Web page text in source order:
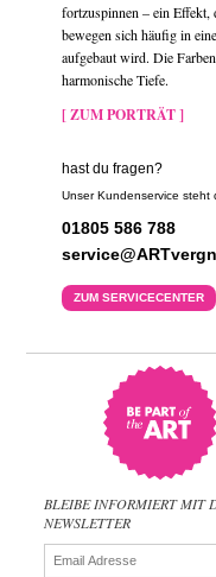
fortzuspinnen – ein Effekt,
bewegen sich häufig in
aufgebaut wird. Die
harmonische Tiefe.
[ ZUM PORTRÄT ]
hast du fragen?
Unser Kundenservice steht
01805 586 788
ZUM SERVICECENTER
BLEIBE INFORMIERT MIT
NEWSLETTER